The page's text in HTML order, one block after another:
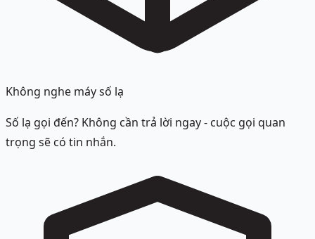
Không nghe máy số lạ
Số lạ gọi đến? Không cần trả lời ngay - cuộc gọi quan
trọng sẽ có tin nhắn.